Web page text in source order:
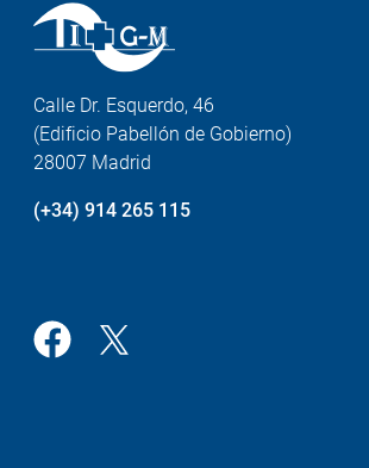
Calle Dr. Esquerdo, 46
(Edificio Pabellón de Gobierno)
28007 Madrid
(+34) 914 265 115